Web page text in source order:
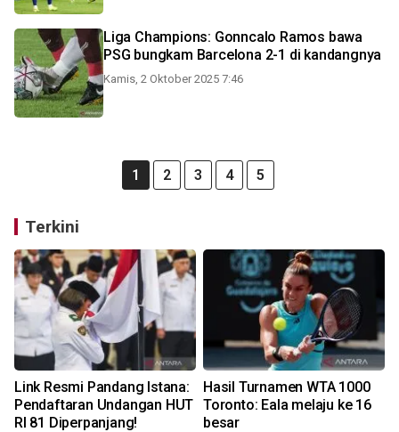
Liga Champions: Gonncalo Ramos bawa
PSG bungkam Barcelona 2-1 di kandangnya
Kamis, 2 Oktober 2025 7:46
1 2 3 4 5
Terkini
Link Resmi Pandang Istana:
Pendaftaran Undangan HUT
RI 81 Diperpanjang!
Hasil Turnamen WTA 1000
Toronto: Eala melaju ke 16
besar